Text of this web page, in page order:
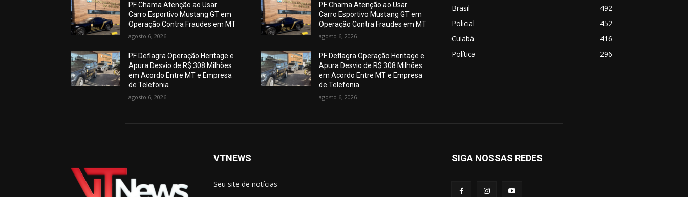
PF Chama Atenção ao Usar
Carro Esportivo Mustang GT em
Operação Contra Fraudes em MT
agosto 6, 2026
PF Deflagra Operação Heritage e
Apura Desvio de R$ 308 Milhões
em Acordo Entre MT e Empresa
de Telefonia
agosto 6, 2026
PF Chama Atenção ao Usar
Carro Esportivo Mustang GT em
Operação Contra Fraudes em MT
agosto 6, 2026
PF Deflagra Operação Heritage e
Apura Desvio de R$ 308 Milhões
em Acordo Entre MT e Empresa
de Telefonia
agosto 6, 2026
Brasil
492
Policial
452
Cuiabá
416
Política
296
VTNEWS
Seu site de notícias
SIGA NOSSAS REDES